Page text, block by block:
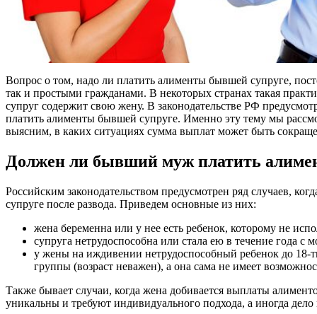
Вопрос о том, надо ли платить алименты бывшей супруге,
так и простыми гражданами. В некоторых странах такая
супруг содержит свою жену. В законодательстве РФ
платить алименты бывшей супруге. Именно эту тему мы
выясним, в каких ситуациях сумма выплат может быть
Должен ли бывший муж платить
Российским законодательством предусмотрен ряд случаев,
супруге после развода. Приведем основные из них:
жена беременна или у нее есть ребенок, которому не
супруга нетрудоспособна или стала ею в течение года с
у жены на иждивении нетрудоспособный ребенок до 18-
группы (возраст неважен), а она сама не имеет
Также бывает случаи, когда жена добивается выплаты
уникальны и требуют индивидуального подхода, а иногда